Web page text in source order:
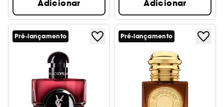
Adicionar Adicionar
Pré-lançamento Pré-lançamento